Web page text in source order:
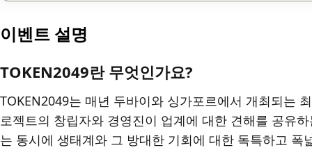
이벤트 설명
TOKEN2049란 무엇인가요?
TOKEN2049는 매년 두바이와 싱가포르에서 개최되는
로젝트의 창립자와 경영진이 업계에 대한 견해를 공유
는 동시에 생태계와 그 방대한 기회에 대한 독특하고 폭